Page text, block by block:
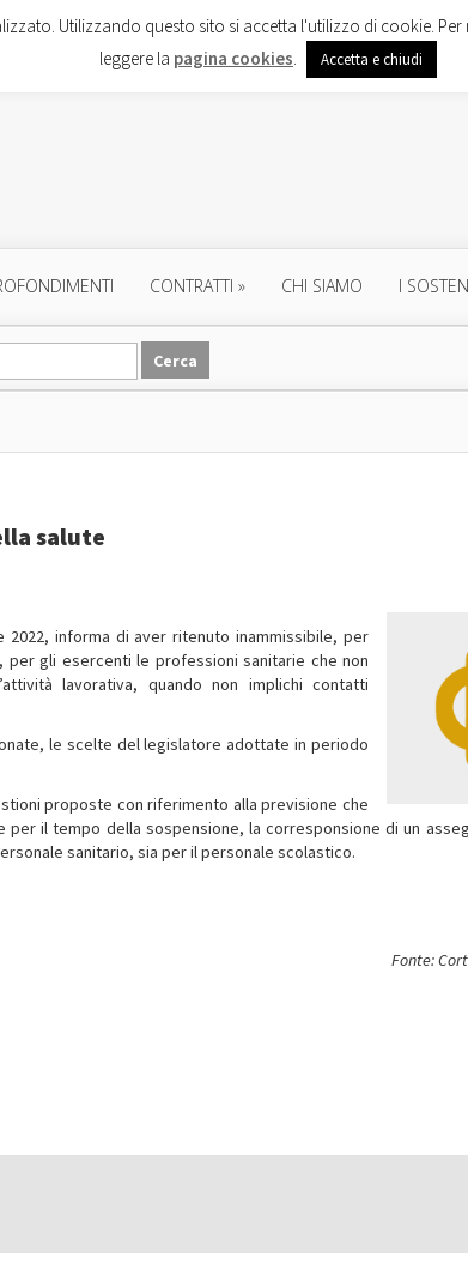
CONTRATTI » CHI SIAMO I
salute
informa di aver ritenuto inammissibile, per
gli esercenti le professioni sanitarie che non
lavorativa, quando non implichi contatti
le scelte del legislatore adottate in periodo
proposte con riferimento alla previsione che
per il tempo della sospensione, la corresponsione di un
sanitario, sia per il personale scolastico.
Fonte:
Utilizzando questo sito si accetta l'utilizzo di cookie.
leggere la pagina cookies. Accetta e chiudi